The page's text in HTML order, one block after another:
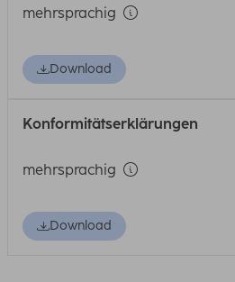
mehrsprachig
Download
Konformitätserklärungen
mehrsprachig
Download